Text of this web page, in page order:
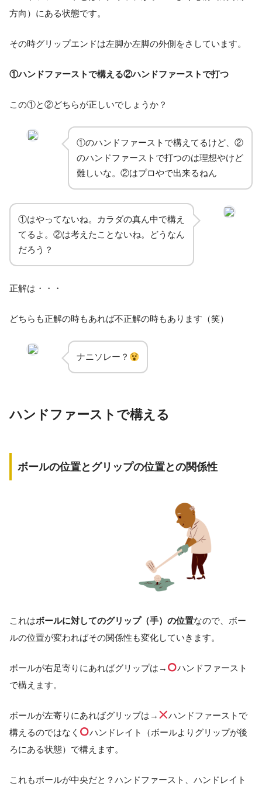
方向）にある状態です。
その時グリップエンドは左脚か左脚の外側をさしています。
①ハンドファーストで構える②ハンドファーストで打つ
この①と②どちらが正しいでしょうか？
①のハンドファーストで構えてるけど、②
のハンドファーストで打つのは理想やけど
難しいな。②はプロやで出来るねん
①はやってないね。カラダの真ん中で構え
てるよ。②は考えたことないね。どうなん
だろう？
正解は・・・
どちらも正解の時もあれば不正解の時もあります（笑）
ナニソレー？
ハンドファーストで構える
ボールの位置とグリップの位置との関係性
これはボールに対してのグリップ（手）の位置なので、ボー
ルの位置が変わればその関係性も変化していきます。
ボールが右足寄りにあればグリップは→
ハンドファースト
で構えます。
ボールが左寄りにあればグリップは→
ハンドファーストで
構えるのではなく
ハンドレイト（ボールよりグリップが後
ろにある状態）で構えます。
これもボールが中央だと？ハンドファースト、ハンドレイト